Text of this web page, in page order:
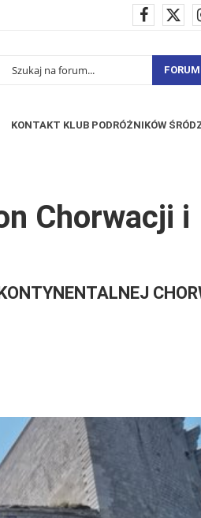
FORUM
KONTAKT KLUB PODRÓŻNIKÓW
Chorwacji i